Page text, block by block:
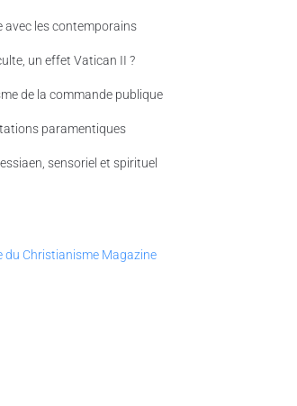
avec les contemporains
un effet Vatican II ?
de la commande publique
paramentiques
sensoriel et spirituel
du Christianisme Magazine